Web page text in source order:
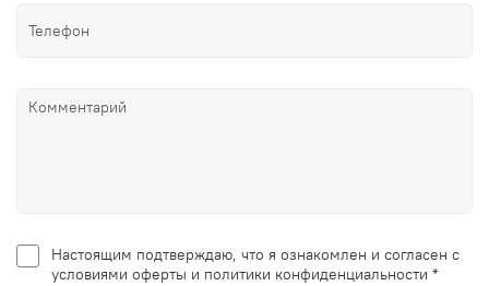
Настоящим подтверждаю, что я ознакомлен и согласен с
условиями оферты и политики конфиденциальности *